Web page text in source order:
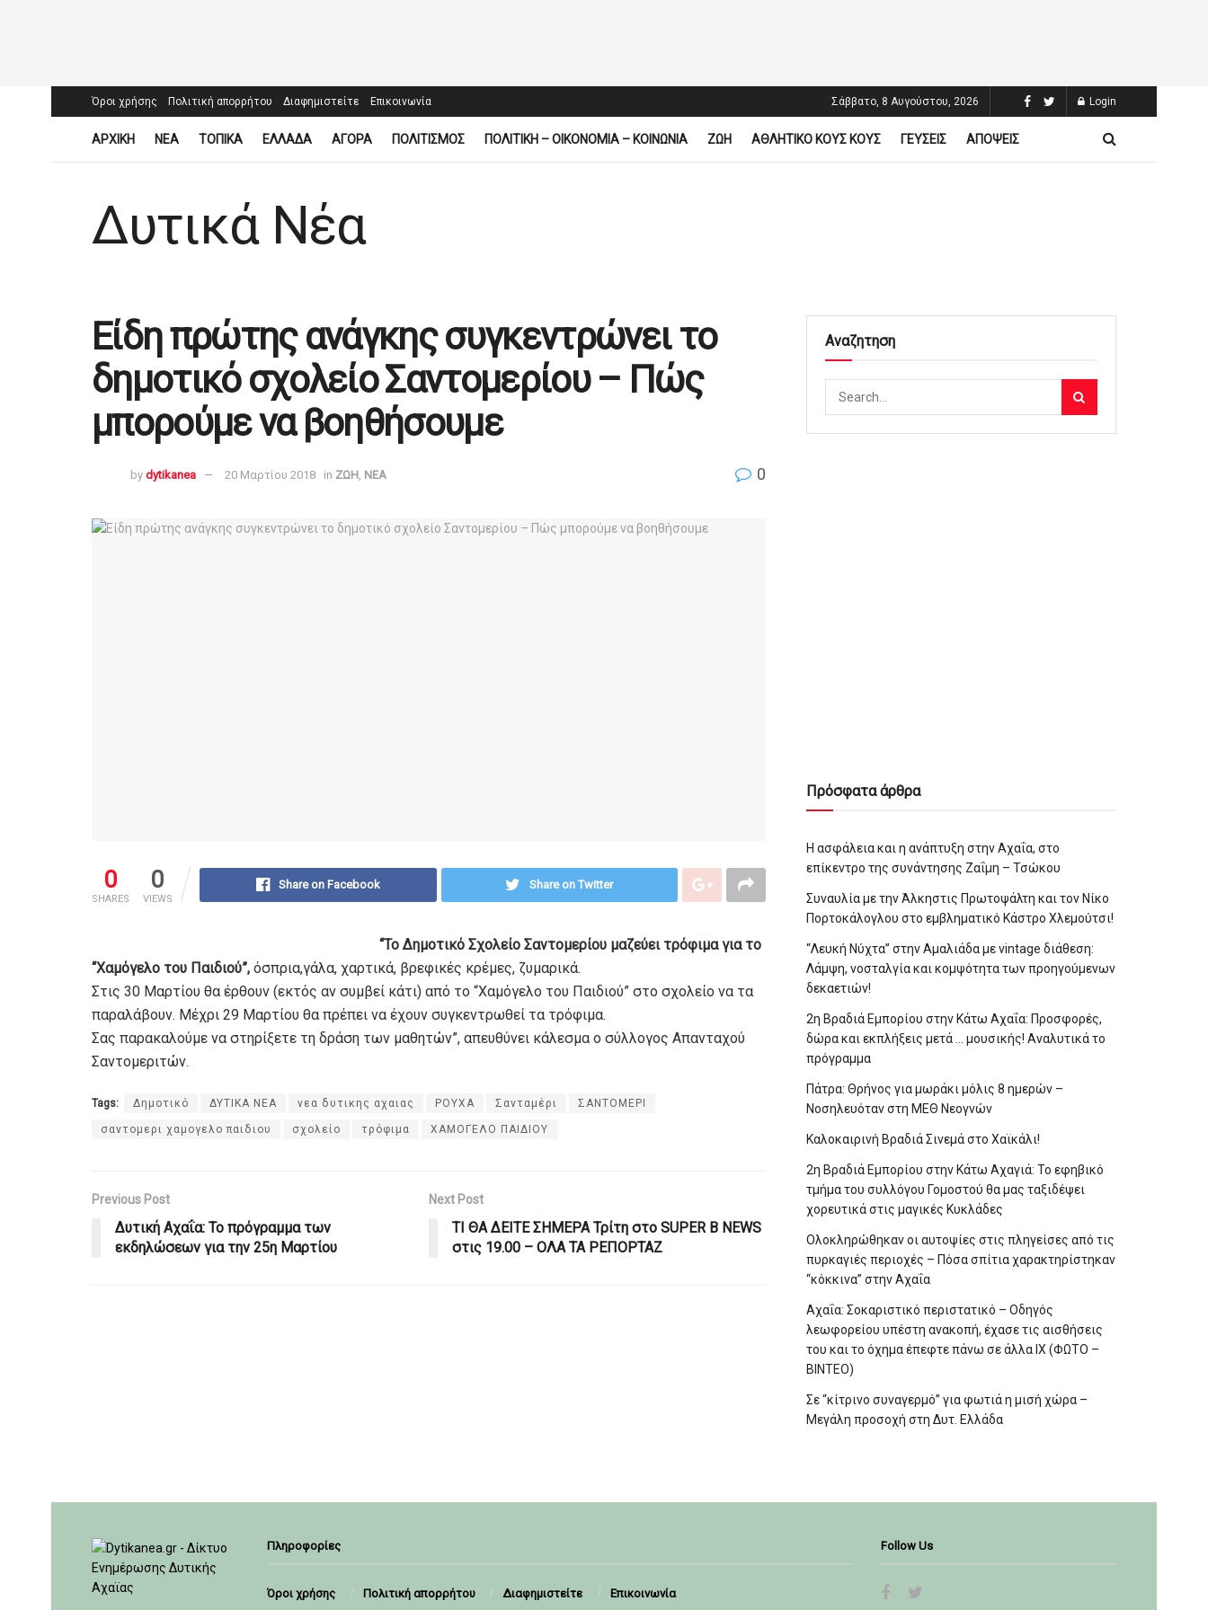
Όροι χρήσης Πολιτική απορρήτου Διαφημιστείτε Επικοινωνία Σάββατο, 8 Αυγούστου, 2026 Login
ΑΡΧΙΚΗ ΝΕΑ ΤΟΠΙΚΑ ΕΛΛΑΔΑ ΑΓΟΡΑ ΠΟΛΙΤΙΣΜΟΣ ΠΟΛΙΤΙΚΗ – ΟΙΚΟΝΟΜΙΑ – ΚΟΙΝΩΝΙΑ ΖΩΗ ΑΘΛΗΤΙΚΟ ΚΟΥΣ ΚΟΥΣ ΓΕΥΣΕΙΣ ΑΠΟΨΕΙΣ
Δυτικά Νέα
Είδη πρώτης ανάγκης συγκεντρώνει το
δημοτικό σχολείο Σαντομερίου – Πώς
μπορούμε να βοηθήσουμε
by dytikanea 20 Μαρτίου 2018 in ΖΩΗ ΝΕΑ 0
0
SHARES
0
VIEWS
Share on Facebook Share on Twitter
“Το Δημοτικό Σχολείο Σαντομερίου μαζεύει τρόφιμα για το
“Χαμόγελο του Παιδιού”, όσπρια,γάλα, χαρτικά, βρεφικές κρέμες, ζυμαρικά.
Στις 30 Μαρτίου θα έρθουν (εκτός αν συμβεί κάτι) από το “Χαμόγελο του Παιδιού” στο σχολείο να τα
παραλάβουν. Μέχρι 29 Μαρτίου θα πρέπει να έχουν συγκεντρωθεί τα τρόφιμα.
Σας παρακαλούμε να στηρίξετε τη δράση των μαθητών”, απευθύνει κάλεσμα ο σύλλογος Απανταχού
Σαντομεριτών.
Tags: Δημοτικό ΔΥΤΙΚΑ ΝΕΑ νεα δυτικης αχαιας ΡΟΥΧΑ Σανταμέρι ΣΑΝΤΟΜΕΡΙ
σαντομερι χαμογελο παιδιου σχολείο τρόφιμα ΧΑΜΟΓΕΛΟ ΠΑΙΔΙΟΥ
Previous Post
Δυτική Αχαΐα: Το πρόγραμμα των
εκδηλώσεων για την 25η Μαρτίου
Next Post
ΤΙ ΘΑ ΔΕΙΤΕ ΣΗΜΕΡΑ Τρίτη στο SUPER B NEWS
στις 19.00 – ΟΛΑ ΤΑ ΡΕΠΟΡΤΑΖ
Αναζητηση
Πρόσφατα άρθρα
Η ασφάλεια και η ανάπτυξη στην Αχαΐα, στο
επίκεντρο της συνάντησης Ζαΐμη – Τσώκου
Συναυλία με την Άλκηστις Πρωτοψάλτη και τον Νίκο
Πορτοκάλογλου στο εμβληματικό Κάστρο Χλεμούτσι!
“Λευκή Νύχτα” στην Αμαλιάδα με vintage διάθεση:
Λάμψη, νοσταλγία και κομψότητα των προηγούμενων
δεκαετιών!
2η Βραδιά Εμπορίου στην Κάτω Αχαΐα: Προσφορές,
δώρα και εκπλήξεις μετά … μουσικής! Αναλυτικά το
πρόγραμμα
Πάτρα: Θρήνος για μωράκι μόλις 8 ημερών –
Νοσηλευόταν στη ΜΕΘ Νεογνών
Καλοκαιρινή Βραδιά Σινεμά στο Χαϊκάλι!
2η Βραδιά Εμπορίου στην Κάτω Αχαγιά: Το εφηβικό
τμήμα του συλλόγου Γομοστού θα μας ταξιδέψει
χορευτικά στις μαγικές Κυκλάδες
Ολοκληρώθηκαν οι αυτοψίες στις πληγείσες από τις
πυρκαγιές περιοχές – Πόσα σπίτια χαρακτηρίστηκαν
“κόκκινα” στην Αχαΐα
Αχαΐα: Σοκαριστικό περιστατικό – Οδηγός
λεωφορείου υπέστη ανακοπή, έχασε τις αισθήσεις
του και το όχημα έπεφτε πάνω σε άλλα ΙΧ (ΦΩΤΟ –
ΒΙΝΤΕΟ)
Σε “κίτρινο συναγερμό” για φωτιά η μισή χώρα –
Μεγάλη προσοχή στη Δυτ. Ελλάδα
Πληροφορίες
Όροι χρήσης Πολιτική απορρήτου Διαφημιστείτε Επικοινωνία
Follow Us